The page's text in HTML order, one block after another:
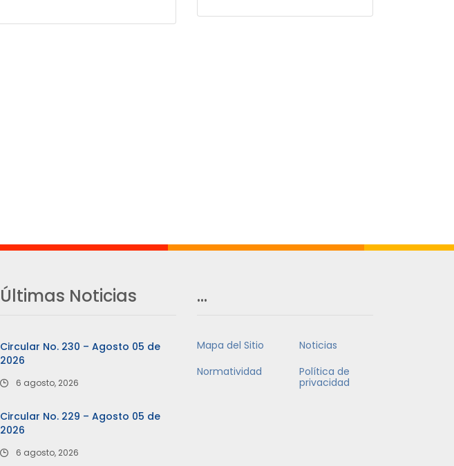
Últimas Noticias
Circular No. 230 – Agosto 05 de
2026
6 agosto, 2026
Circular No. 229 – Agosto 05 de
2026
6 agosto, 2026
…
Mapa del Sitio
Noticias
Normatividad
Política de
privacidad